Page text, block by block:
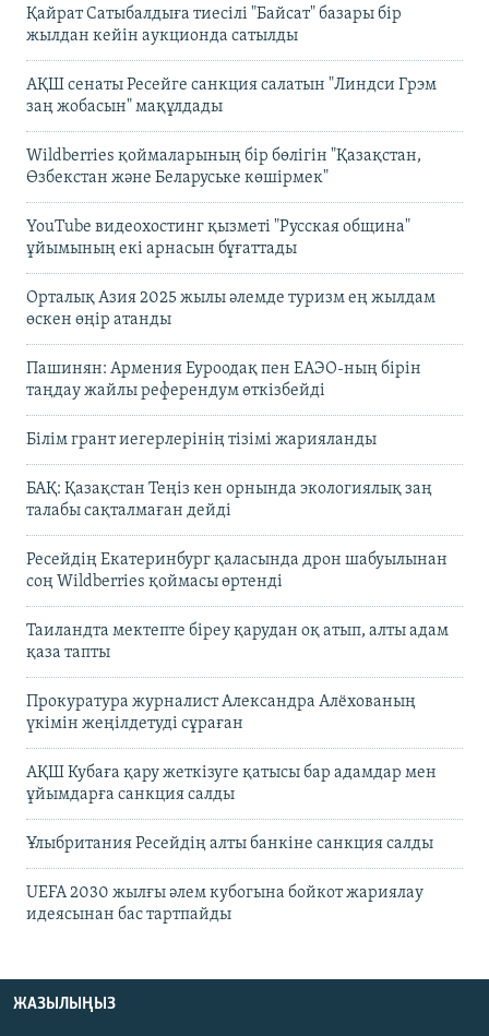
Қайрат Сатыбалдыға тиесілі "Байсат" базары бір
жылдан кейін аукционда сатылды
АҚШ сенаты Ресейге санкция салатын "Линдси Грэм
заң жобасын" мақұлдады
Wildberries қоймаларының бір бөлігін "Қазақстан,
Өзбекстан және Беларуське көшірмек"
YouTube видеохостинг қызметі "Русская община"
ұйымының екі арнасын бұғаттады
Орталық Азия 2025 жылы әлемде туризм ең жылдам
өскен өңір атанды
Пашинян: Армения Еуроодақ пен ЕАЭО-ның бірін
таңдау жайлы референдум өткізбейді
Білім грант иегерлерінің тізімі жарияланды
БАҚ: Қазақстан Теңіз кен орнында экологиялық заң
талабы сақталмаған дейді
Ресейдің Екатеринбург қаласында дрон шабуылынан
соң Wildberries қоймасы өртенді
Таиландта мектепте біреу қарудан оқ атып, алты адам
қаза тапты
Прокуратура журналист Александра Алёхованың
үкімін жеңілдетуді сұраған
АҚШ Кубаға қару жеткізуге қатысы бар адамдар мен
ұйымдарға санкция салды
Ұлыбритания Ресейдің алты банкіне санкция салды
UEFA 2030 жылғы әлем кубогына бойкот жариялау
идеясынан бас тартпайды
ЖАЗЫЛЫҢЫЗ